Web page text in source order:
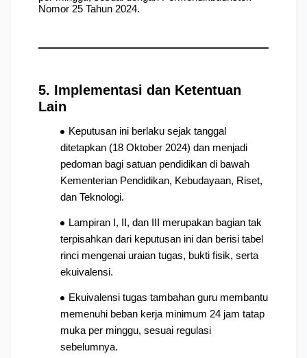
Nomor 25 Tahun 2024.
5. Implementasi dan Ketentuan
Lain
Keputusan ini berlaku sejak tanggal
ditetapkan (18 Oktober 2024) dan menjadi
pedoman bagi satuan pendidikan di bawah
Kementerian Pendidikan, Kebudayaan, Riset,
dan Teknologi.
Lampiran I, II, dan III merupakan bagian tak
terpisahkan dari keputusan ini dan berisi tabel
rinci mengenai uraian tugas, bukti fisik, serta
ekuivalensi.
Ekuivalensi tugas tambahan guru membantu
memenuhi beban kerja minimum 24 jam tatap
muka per minggu, sesuai regulasi
sebelumnya.